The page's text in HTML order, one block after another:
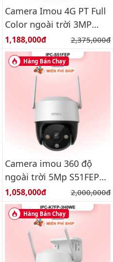
Camera Imou 4G PT Full
Color ngoài trời 3MP
IPC-K7FP-3H0TE
Giá bán:
1,188,000đ Giá gốc:
2,375,000đ
Hàng Bán Chạy
Camera imou 360 độ
ngoài trời 5Mp S51FEP
Báo động, đàm thoại 2
chiều
Giá bán:
1,058,000đ Giá gốc:
2,000,000đ
Hàng Bán Chạy